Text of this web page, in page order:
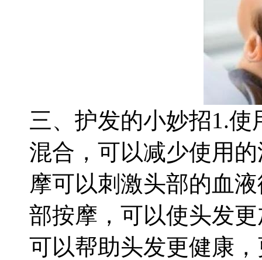
三、护发的小妙招1.
混合，可以减少使用
摩可以刺激头部的血
部按摩，可以使头发
可以帮助头发更健康